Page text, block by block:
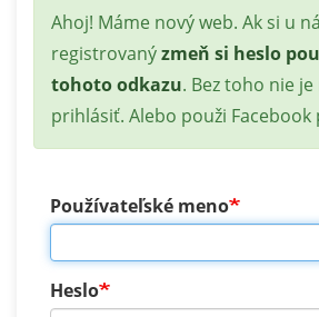
Stavová
správa
Ahoj! Máme nový web. Ak si u
registrovanýzmeň si heslo
tohoto odkazu. Bez toho nie
prihlásiť. Alebo použi Facebook
Používateľské meno
Heslo